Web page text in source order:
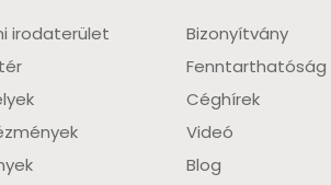
irodaterület
Bizonyítvány
Fenntarthatóság
Céghírek
Videó
Blog